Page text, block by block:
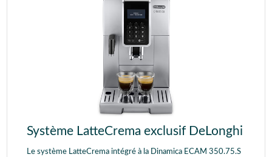
Americano
Espresso Macchiato
Système LatteCrema exclusif DeLonghi
Le système LatteCrema intégré à la Dinamica ECAM 350.75.S